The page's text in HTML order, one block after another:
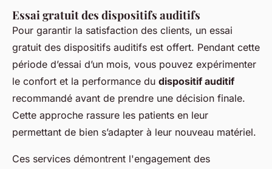
Essai gratuit des dispositifs auditifs
Pour garantir la satisfaction des clients, un essai
gratuit des dispositifs auditifs est offert. Pendant cette
période d’essai d’un mois, vous pouvez expérimenter
le confort et la performance du dispositif auditif
recommandé avant de prendre une décision finale.
Cette approche rassure les patients en leur
permettant de bien s’adapter à leur nouveau matériel.
Ces services démontrent l'engagement des